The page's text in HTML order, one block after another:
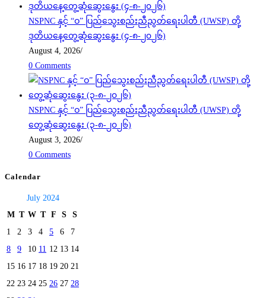
NSPNC နှင့် “ဝ” ပြည်သွေးစည်းညီညွတ်ရေးပါတီ (UWSP) တို့
ဒုတိယနေ့တွေ့ဆုံဆွေးနွေး (၄-၈-၂၀၂၆)
August 4, 2026/
0 Comments
NSPNC နှင့် “ဝ” ပြည်သွေးစည်းညီညွတ်ရေးပါတီ (UWSP) တို့
တွေ့ဆုံဆွေးနွေး (၃-၈-၂၀၂၆)
August 3, 2026/
0 Comments
Calendar
July 2024
M T W T F S
S
1
2 3 4 5 6
7
8
9 10 11 12 13 14
15 16 17 18 19 20 21
22 23 24 25 26 27 28